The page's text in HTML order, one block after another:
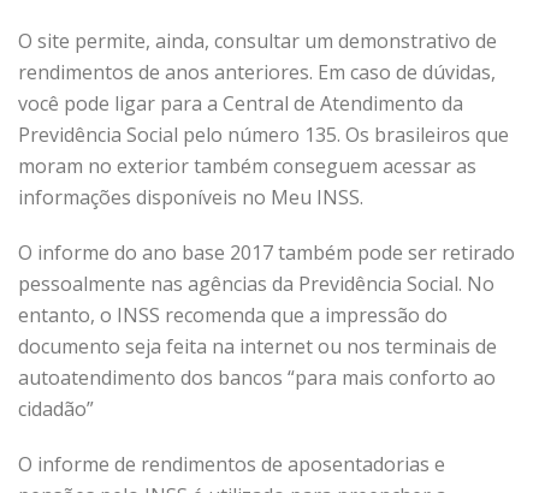
O site permite, ainda, consultar um demonstrativo de
rendimentos de anos anteriores. Em caso de dúvidas,
você pode ligar para a Central de Atendimento da
Previdência Social pelo número 135. Os brasileiros que
moram no exterior também conseguem acessar as
informações disponíveis no Meu INSS.
O informe do ano base 2017 também pode ser retirado
pessoalmente nas agências da Previdência Social. No
entanto, o INSS recomenda que a impressão do
documento seja feita na internet ou nos terminais de
autoatendimento dos bancos “para mais conforto ao
cidadão”
O informe de rendimentos de aposentadorias e